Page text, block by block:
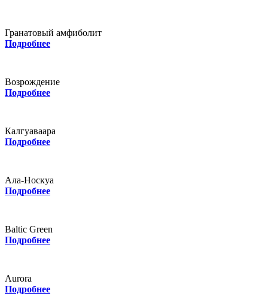
Гранатовый амфиболит
Подробнее
Возрождение
Подробнее
Калгуаваара
Подробнее
Ала-Носкуа
Подробнее
Baltic Green
Подробнее
Aurora
Подробнее